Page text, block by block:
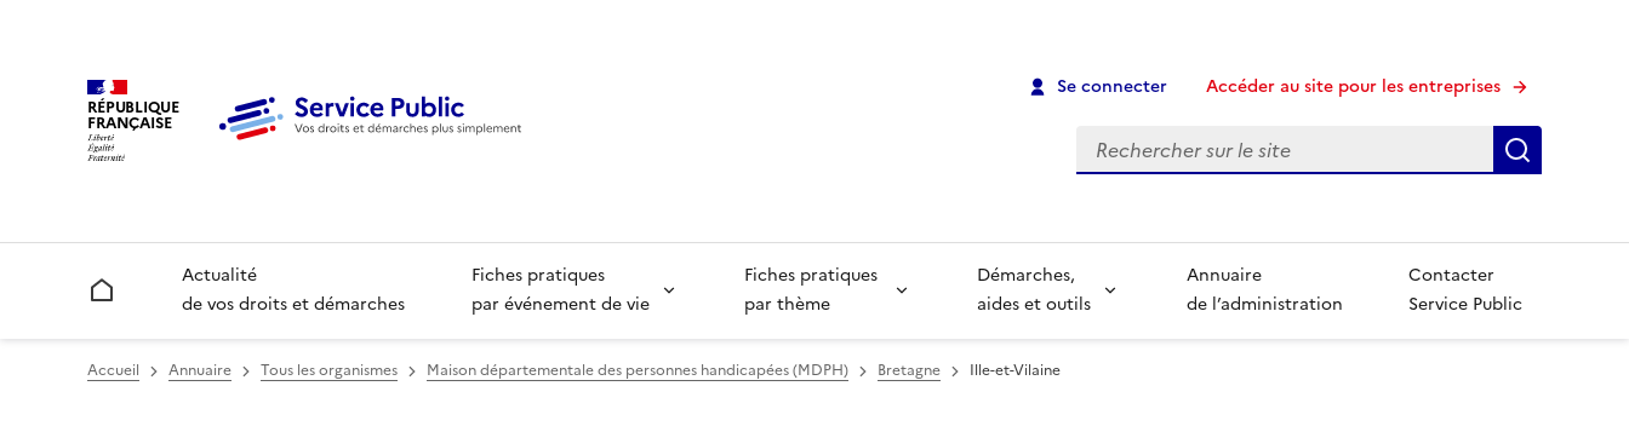
RÉPUBLIQUE
FRANÇAISE
Se connecter Accéder au site pour les entreprises
Recherche
Accueil
Actualité
de vos droits et démarches
Fiches pratiques
par événement de vie
Fiches pratiques
par thème
Démarches,
aides et outils
Annuaire
de l’administration
Contacter
Service Public
Accueil Annuaire Tous les organismes Maison départementale des personnes handicapées (MDPH) Bretagne Ille-et-Vilaine